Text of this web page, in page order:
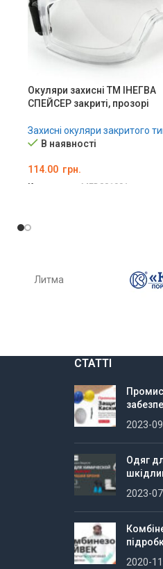
Окуляри захисні ТМ ІНЕГВА
СПЕЙСЕР закриті, прозорі
Захисні окуляри закритого
В наявності
114.00 грн.
Код товару: MED001991
Литма
СТАТТІ
2023-
Одяг
2023-
2020-